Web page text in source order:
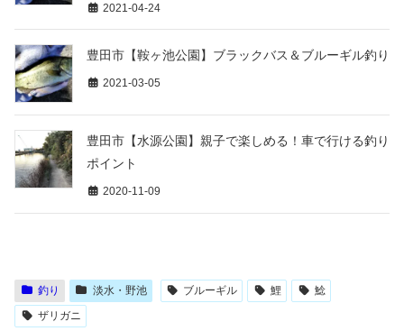
2021-04-24
豊田市【鞍ヶ池公園】ブラックバス＆ブルーギル釣り
2021-03-05
豊田市【水源公園】親子で楽しめる！車で行ける釣り
ポイント
2020-11-09
釣り 淡水・野池 ブルーギル 鯉
鯰
ザリガニ